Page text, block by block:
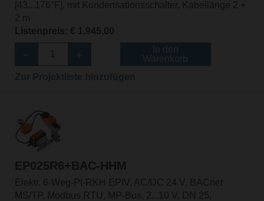
[43...176°F], mit Kondensationsschalter, Kabellänge 2 +
2 m
Listenpreis: € 1.945,00
EP025R6+BAC-HHM
Elektr. 6-Weg-PI-RKH EPIV, AC/DC 24 V, BACnet
MS/TP, Modbus RTU, MP-Bus, 2...10 V, DN 25,